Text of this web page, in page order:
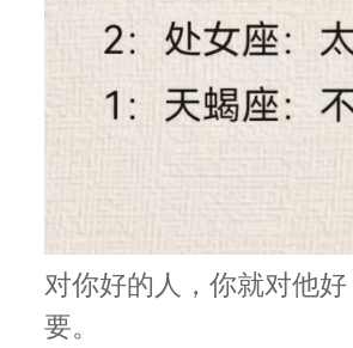
对你好的人，你就对他
要。